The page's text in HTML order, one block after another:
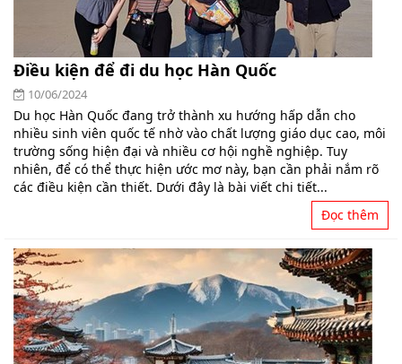
Điều kiện để đi du học Hàn Quốc
10/06/2024
Du học Hàn Quốc đang trở thành xu hướng hấp dẫn cho
nhiều sinh viên quốc tế nhờ vào chất lượng giáo dục cao, môi
trường sống hiện đại và nhiều cơ hội nghề nghiệp. Tuy
nhiên, để có thể thực hiện ước mơ này, bạn cần phải nắm rõ
các điều kiện cần thiết. Dưới đây là bài viết chi tiết...
Đọc thêm